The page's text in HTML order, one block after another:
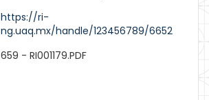
https://ri-
ng.uaq.mx/handle/123456789/6652
659 - RI001179.PDF